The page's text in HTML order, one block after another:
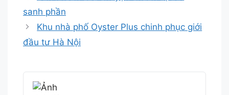
sanh phần
Khu nhà phố Oyster Plus chinh phục giới
đầu tư Hà Nội